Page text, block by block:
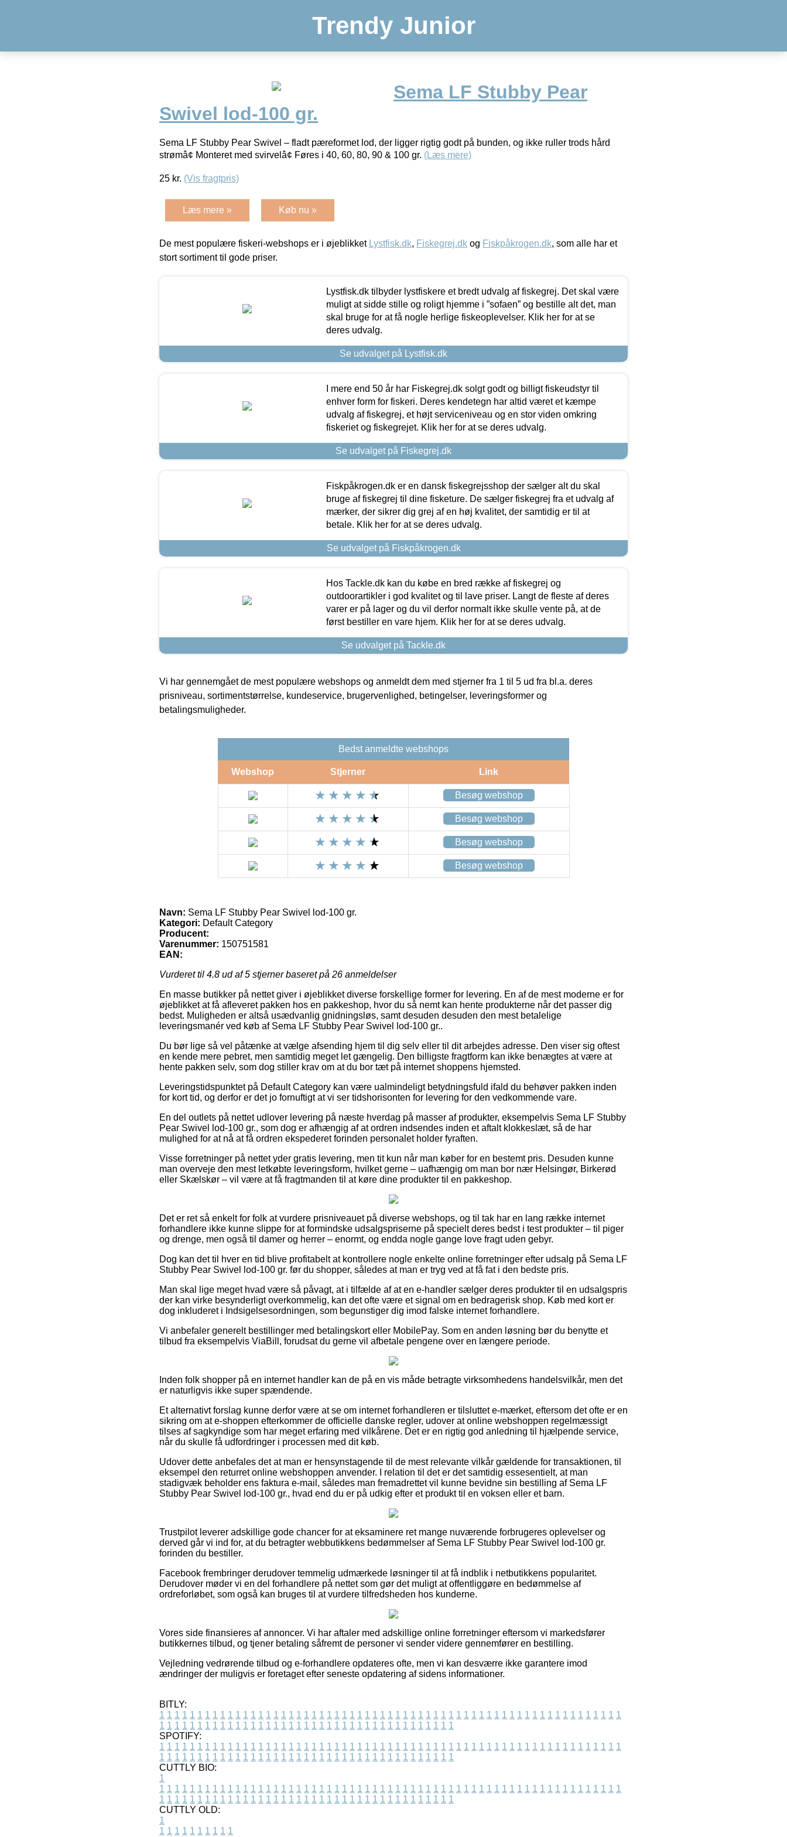
Trendy Junior
Sema LF Stubby Pear
Swivel lod-100 gr.
Sema LF Stubby Pear Swivel – fladt pæreformet lod, der ligger rigtig godt på bunden, og ikke ruller trods hård
strømâ¢ Monteret med svirvelâ¢ Føres i 40, 60, 80, 90 & 100 gr. (Læs mere)
25 kr. (Vis fragtpris)
Læs mere » Køb nu »
De mest populære fiskeri-webshops er i øjeblikket Lystfisk.dk, Fiskegrej.dk og Fiskpåkrogen.dk, som alle har et
stort sortiment til gode priser.
Lystfisk.dk tilbyder lystfiskere et bredt udvalg af fiskegrej. Det skal være
muligt at sidde stille og roligt hjemme i ”sofaen” og bestille alt det, man
skal bruge for at få nogle herlige fiskeoplevelser. Klik her for at se
deres udvalg.
Se udvalget på Lystfisk.dk
I mere end 50 år har Fiskegrej.dk solgt godt og billigt fiskeudstyr til
enhver form for fiskeri. Deres kendetegn har altid været et kæmpe
udvalg af fiskegrej, et højt serviceniveau og en stor viden omkring
fiskeriet og fiskegrejet. Klik her for at se deres udvalg.
Se udvalget på Fiskegrej.dk
Fiskpåkrogen.dk er en dansk fiskegrejsshop der sælger alt du skal
bruge af fiskegrej til dine fisketure. De sælger fiskegrej fra et udvalg af
mærker, der sikrer dig grej af en høj kvalitet, der samtidig er til at
betale. Klik her for at se deres udvalg.
Se udvalget på Fiskpåkrogen.dk
Hos Tackle.dk kan du købe en bred række af fiskegrej og
outdoorartikler i god kvalitet og til lave priser. Langt de fleste af deres
varer er på lager og du vil derfor normalt ikke skulle vente på, at de
først bestiller en vare hjem. Klik her for at se deres udvalg.
Se udvalget på Tackle.dk
Vi har gennemgået de mest populære webshops og anmeldt dem med stjerner fra 1 til 5 ud fra bl.a. deres
prisniveau, sortimentstørrelse, kundeservice, brugervenlighed, betingelser, leveringsformer og
betalingsmuligheder.
Bedst anmeldte webshops
Webshop Stjerner Link
Besøg webshop
Besøg webshop
Besøg webshop
Besøg webshop
Navn: Sema LF Stubby Pear Swivel lod-100 gr.
Kategori: Default Category
Producent:
Varenummer: 150751581
EAN:
Vurderet til 4.8 ud af 5 stjerner baseret på 26 anmeldelser
En masse butikker på nettet giver i øjeblikket diverse forskellige former for levering. En af de mest moderne er for
øjeblikket at få afleveret pakken hos en pakkeshop, hvor du så nemt kan hente produkterne når det passer dig
bedst. Muligheden er altså usædvanlig gnidningsløs, samt desuden desuden den mest betalelige
leveringsmanér ved køb af Sema LF Stubby Pear Swivel lod-100 gr..
Du bør lige så vel påtænke at vælge afsending hjem til dig selv eller til dit arbejdes adresse. Den viser sig oftest
en kende mere pebret, men samtidig meget let gængelig. Den billigste fragtform kan ikke benægtes at være at
hente pakken selv, som dog stiller krav om at du bor tæt på internet shoppens hjemsted.
Leveringstidspunktet på Default Category kan være ualmindeligt betydningsfuld ifald du behøver pakken inden
for kort tid, og derfor er det jo fornuftigt at vi ser tidshorisonten for levering for den vedkommende vare.
En del outlets på nettet udlover levering på næste hverdag på masser af produkter, eksempelvis Sema LF Stubby
Pear Swivel lod-100 gr., som dog er afhængig af at ordren indsendes inden et aftalt klokkeslæt, så de har
mulighed for at nå at få ordren ekspederet forinden personalet holder fyraften.
Visse forretninger på nettet yder gratis levering, men tit kun når man køber for en bestemt pris. Desuden kunne
man overveje den mest letkøbte leveringsform, hvilket gerne – uafhængig om man bor nær Helsingør, Birkerød
eller Skælskør – vil være at få fragtmanden til at køre dine produkter til en pakkeshop.
Det er ret så enkelt for folk at vurdere prisniveauet på diverse webshops, og til tak har en lang række internet
forhandlere ikke kunne slippe for at formindske udsalgspriserne på specielt deres bedst i test produkter – til piger
og drenge, men også til damer og herrer – enormt, og endda nogle gange love fragt uden gebyr.
Dog kan det til hver en tid blive profitabelt at kontrollere nogle enkelte online forretninger efter udsalg på Sema LF
Stubby Pear Swivel lod-100 gr. før du shopper, således at man er tryg ved at få fat i den bedste pris.
Man skal lige meget hvad være så påvagt, at i tilfælde af at en e-handler sælger deres produkter til en udsalgspris
der kan virke besynderligt overkommelig, kan det ofte være et signal om en bedragerisk shop. Køb med kort er
dog inkluderet i Indsigelsesordningen, som begunstiger dig imod falske internet forhandlere.
Vi anbefaler generelt bestillinger med betalingskort eller MobilePay. Som en anden løsning bør du benytte et
tilbud fra eksempelvis ViaBill, forudsat du gerne vil afbetale pengene over en længere periode.
Inden folk shopper på en internet handler kan de på en vis måde betragte virksomhedens handelsvilkår, men det
er naturligvis ikke super spændende.
Et alternativt forslag kunne derfor være at se om internet forhandleren er tilsluttet e-mærket, eftersom det ofte er en
sikring om at e-shoppen efterkommer de officielle danske regler, udover at online webshoppen regelmæssigt
tilses af sagkyndige som har meget erfaring med vilkårene. Det er en rigtig god anledning til hjælpende service,
når du skulle få udfordringer i processen med dit køb.
Udover dette anbefales det at man er hensynstagende til de mest relevante vilkår gældende for transaktionen, til
eksempel den returret online webshoppen anvender. I relation til det er det samtidig essesentielt, at man
stadigvæk beholder ens faktura e-mail, således man fremadrettet vil kunne bevidne sin bestilling af Sema LF
Stubby Pear Swivel lod-100 gr., hvad end du er på udkig efter et produkt til en voksen eller et barn.
Trustpilot leverer adskillige gode chancer for at eksaminere ret mange nuværende forbrugeres oplevelser og
derved går vi ind for, at du betragter webbutikkens bedømmelser af Sema LF Stubby Pear Swivel lod-100 gr.
forinden du bestiller.
Facebook frembringer derudover temmelig udmærkede løsninger til at få indblik i netbutikkens popularitet.
Derudover møder vi en del forhandlere på nettet som gør det muligt at offentliggøre en bedømmelse af
ordreforløbet, som også kan bruges til at vurdere tilfredsheden hos kunderne.
Vores side finansieres af annoncer. Vi har aftaler med adskillige online forretninger eftersom vi markedsfører
butikkernes tilbud, og tjener betaling såfremt de personer vi sender videre gennemfører en bestilling.
Vejledning vedrørende tilbud og e-forhandlere opdateres ofte, men vi kan desværre ikke garantere imod
ændringer der muligvis er foretaget efter seneste opdatering af sidens informationer.
BITLY:
1 1 1 1 1 1 1 1 1 1 1 1 1 1 1 1 1 1 1 1 1 1 1 1 1 1 1 1 1 1 1 1 1 1 1 1 1 1 1 1 1 1 1 1 1 1 1 1 1 1 1 1 1 1 1 1 1 1 1 1 1
1 1 1 1 1 1 1 1 1 1 1 1 1 1 1 1 1 1 1 1 1 1 1 1 1 1 1 1 1 1 1 1 1 1 1 1 1 1 1
SPOTIFY:
1 1 1 1 1 1 1 1 1 1 1 1 1 1 1 1 1 1 1 1 1 1 1 1 1 1 1 1 1 1 1 1 1 1 1 1 1 1 1 1 1 1 1 1 1 1 1 1 1 1 1 1 1 1 1 1 1 1 1 1 1
1 1 1 1 1 1 1 1 1 1 1 1 1 1 1 1 1 1 1 1 1 1 1 1 1 1 1 1 1 1 1 1 1 1 1 1 1 1 1
CUTTLY BIO:
1
1 1 1 1 1 1 1 1 1 1 1 1 1 1 1 1 1 1 1 1 1 1 1 1 1 1 1 1 1 1 1 1 1 1 1 1 1 1 1 1 1 1 1 1 1 1 1 1 1 1 1 1 1 1 1 1 1 1 1 1 1
1 1 1 1 1 1 1 1 1 1 1 1 1 1 1 1 1 1 1 1 1 1 1 1 1 1 1 1 1 1 1 1 1 1 1 1 1 1 1
CUTTLY OLD:
1
1 1 1 1 1 1 1 1 1 1